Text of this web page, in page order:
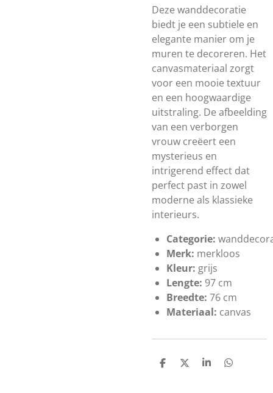
Deze wanddecoratie
biedt je een subtiele en
elegante manier om je
muren te decoreren. Het
canvasmateriaal zorgt
voor een mooie textuur
en een hoogwaardige
uitstraling. De afbeelding
van een verborgen
vrouw creëert een
mysterieus en
intrigerend effect dat
perfect past in zowel
moderne als klassieke
interieurs.
Categorie:
Merk: merkloos
Kleur: grijs
Lengte: 97 cm
Breedte: 76 cm
Materiaal: canvas
D
D
S
D